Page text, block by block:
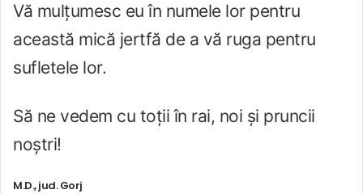
Vă mulțumesc eu în numele lor pentru
această mică jertfă de a vă ruga pentru
sufletele lor.
Să ne vedem cu toții în rai, noi și pruncii
noștri!
M.D., jud. Gorj